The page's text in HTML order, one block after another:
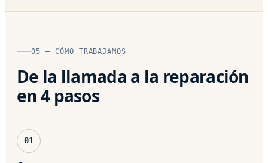
05 — CÓMO TRABAJAMOS
De la llamada a la reparación
en 4 pasos
01